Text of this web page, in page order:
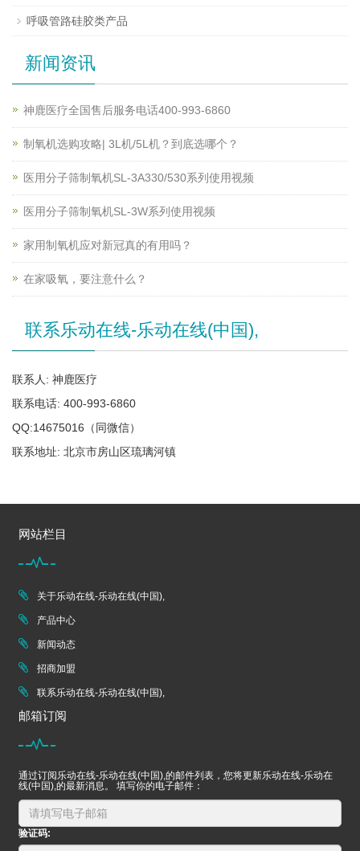
呼吸管路硅胶类产品
新闻资讯
神鹿医疗全国售后服务电话400-993-6860
制氧机选购攻略| 3L机/5L机？到底选哪个？
医用分子筛制氧机SL-3A330/530系列使用视频
医用分子筛制氧机SL-3W系列使用视频
家用制氧机应对新冠真的有用吗？
在家吸氧，要注意什么？
联系乐动在线-乐动在线(中国),
联系人: 神鹿医疗
联系电话: 400-993-6860
QQ:14675016（同微信）
联系地址: 北京市房山区琉璃河镇
网站栏目
关于乐动在线-乐动在线(中国),
产品中心
新闻动态
招商加盟
联系乐动在线-乐动在线(中国),
邮箱订阅
通过订阅乐动在线-乐动在线(中国),的邮件列表，您将更新乐动在线-乐动在
线(中国),的最新消息。 填写你的电子邮件：
验证码: